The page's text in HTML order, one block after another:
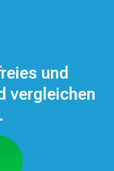
und
vergleichen